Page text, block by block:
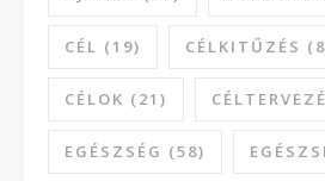
CÉL (19) CÉLKITŰZÉS
CÉLOK (21)
EGÉSZSÉG (58)